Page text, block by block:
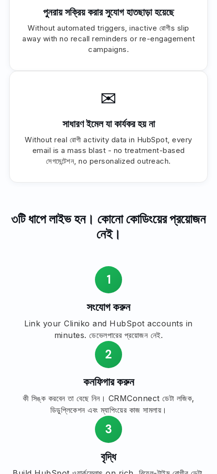
পুনরায় সক্রিয় করার সুযোগ হাতছাড়া হয়েছে
Without automated triggers, inactive রোগীs slip
away with no recall reminders or re-engagement
campaigns.
✉
সাধারণ ইমেল যা কার্যকর হয় না
Without real রোগী activity data in HubSpot, every
email is a mass blast - no treatment-based
সেগমেন্টেশন, no personalized outreach.
৩টি ধাপে লাইভ হন। কোনো কোডিংয়ের প্রয়োজন
নেই।
1
সংযোগ করুন
Link your Cliniko and HubSpot accounts in
minutes. ডেভেলপারের প্রয়োজন নেই.
2
কনফিগার করুন
কী সিঙ্ক করবেন তা বেছে নিন। CRMConnect ডেটা লজিক,
ডিডুপ্লিকেশন এবং ম্যাপিংয়ের কাজ সামলায়।
3
বৃদ্ধি